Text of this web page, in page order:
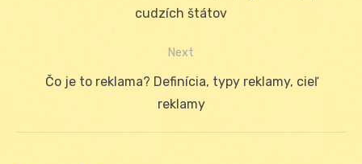
cudzích štátov
Next
NextČo je to reklama? Definícia, typy reklamy, cieľ
reklamy